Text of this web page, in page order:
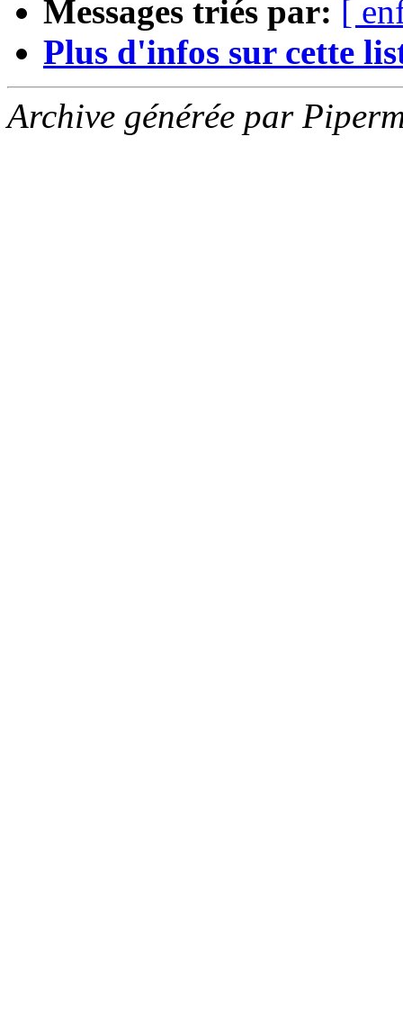
Messages triés par: [
Plus d'infos sur cette
Archive générée par